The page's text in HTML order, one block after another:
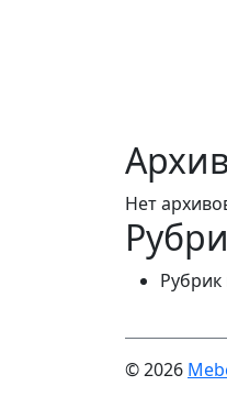
Нет
Рубрик
© 2026